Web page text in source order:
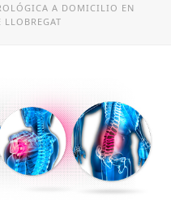
A DOMICILIO EN
LLOBREGAT